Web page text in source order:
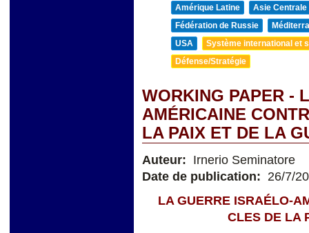
Amérique Latine
Asie Centrale
Fédération de Russie
USA
Système international et
Défense/Stratégie
WORKING PAPER -
AMÉRICAINE
LA PAIX ET DE LA
Auteur: Irnerio Seminatore
Date de publication: 26/7/
LA GUERRE ISRAÉLO-
CLES DE LA